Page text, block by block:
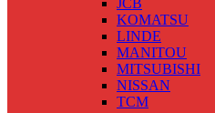
JCB
KOMATSU
LINDE
MANITOU
MITSUBISHI
NISSAN
TCM